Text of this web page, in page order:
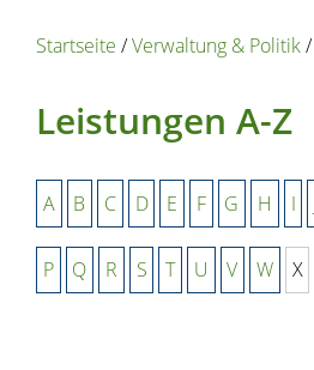
Startseite /Verwaltung & Politik/
Leistungen A-Z
A B C D E F G H I
P Q R S T U V W X